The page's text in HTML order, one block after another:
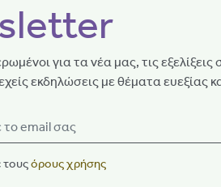
για τα νέα μας, τις
εκδηλώσεις με θέματα ευεξίας
όρους χρήσης